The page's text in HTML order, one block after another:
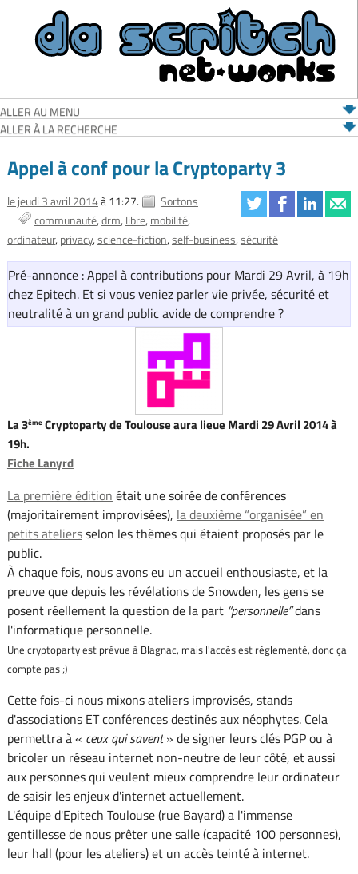
ALLER AU MENU
ALLER À LA RECHERCHE
Appel à conf pour la Cryptoparty 3
le jeudi 3 avril 2014à 11:27.
Sortons
communauté drm libre mobilité
ordinateur privacy science-fiction self-business sécurité
Pré-annonce : Appel à contributions pour Mardi 29 Avril, à 19h
chez Epitech. Et si vous veniez parler vie privée, sécurité et
neutralité à un grand public avide de comprendre ?
La 3èmeCryptoparty de Toulouse aura lieue Mardi 29 Avril 2014 à
19h.
Fiche Lanyrd
La première édition était une soirée de conférences
(majoritairement improvisées), la deuxième “organisée” en
petits ateliersselon les thèmes qui étaient proposés par le
public.
À chaque fois, nous avons eu un accueil enthousiaste, et la
preuve que depuis les révélations de Snowden, les gens se
posent réellement la question de la part personnelle dans
l'informatique personnelle.
Une cryptoparty est prévue à Blagnac, mais l'accès est réglementé, donc ça
compte pas ;)
Cette fois-ci nous mixons ateliers improvisés, stands
d'associations ET conférences destinés aux néophytes. Cela
permettra à « ceux qui savent» de signer leurs clés PGP ou à
bricoler un réseau internet non-neutre de leur côté, et aussi
aux personnes qui veulent mieux comprendre leur ordinateur
de saisir les enjeux d'internet actuellement.
L'équipe d'Epitech Toulouse (rue Bayard) a l'immense
gentillesse de nous prêter une salle (capacité 100 personnes),
leur hall (pour les ateliers) et un accès teinté à internet.